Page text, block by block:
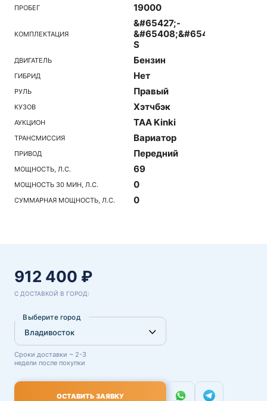
ПРОБЕГ 19000
КОМПЛЕКТАЦИЯ
&#65427;-
&#65408;&#65438;
S
ДВИГАТЕЛЬ Бензин
ГИБРИД Нет
РУЛЬ Правый
КУЗОВ Хэтчбэк
АУКЦИОН TAA Kinki
ТРАНСМИССИЯ Вариатор
ПРИВОД Передний
МОЩНОСТЬ, Л.С. 69
МОЩНОСТЬ 30 МИН, Л.С. 0
СУММАРНАЯ МОЩНОСТЬ, Л.С. 0
912 400 ₽
С ДОСТАВКОЙ В ГОРОД:
Выберите город
Сроки доставки ~ 2-3
недели после покупки
ОСТАВИТЬ ЗАЯВКУ